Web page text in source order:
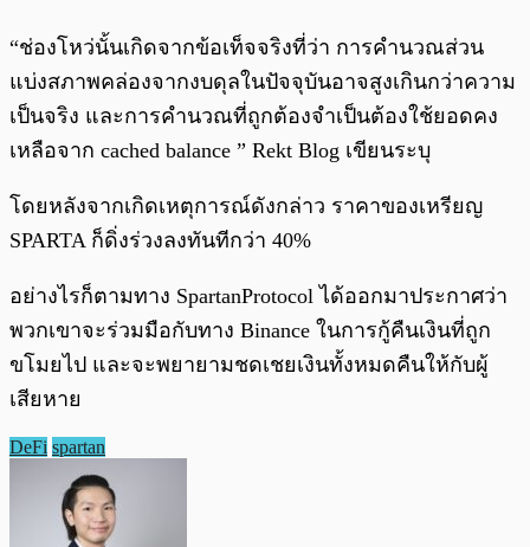
“ช่องโหว่นั้นเกิดจากข้อเท็จจริงที่ว่า การคำนวณส่วน
แบ่งสภาพคล่องจากงบดุลในปัจจุบันอาจสูงเกินกว่าความ
เป็นจริง และการคำนวณที่ถูกต้องจำเป็นต้องใช้ยอดคง
เหลือจาก cached balance ” Rekt Blog เขียนระบุ
โดยหลังจากเกิดเหตุการณ์ดังกล่าว ราคาของเหรียญ
SPARTA ก็ดิ่งร่วงลงทันทีกว่า 40%
อย่างไรก็ตามทาง SpartanProtocol ได้ออกมาประกาศว่า
พวกเขาจะร่วมมือกับทาง Binance ในการกู้คืนเงินที่ถูก
ขโมยไป และจะพยายามชดเชยเงินทั้งหมดคืนให้กับผู้
เสียหาย
DeFi spartan